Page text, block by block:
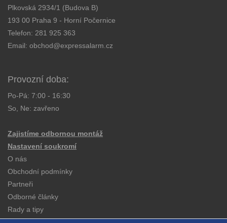
Plkovská 2934/1 (Budova B)
193 00 Praha 9 - Horní Počernice
Telefon: 281 925 363
Email: obchod@expressalarm.cz
Provozní doba:
Po-Pá: 7:00 - 16:30
So, Ne: zavřeno
Zajistíme odbornou montáž
Nastavení soukromí
O nás
Obchodní podmínky
Partneři
Odborné články
Rady a tipy